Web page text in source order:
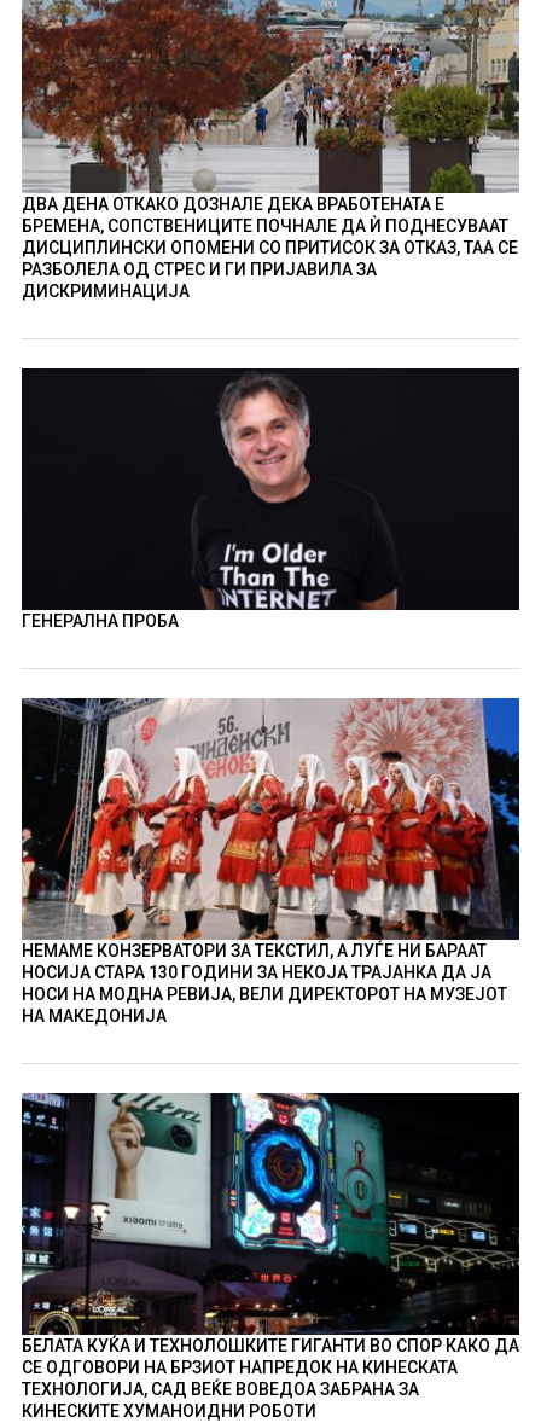
ДВА ДЕНА ОТКАКО ДОЗНАЛЕ ДЕКА ВРАБОТЕНАТА Е
БРЕМЕНА, СОПСТВЕНИЦИТЕ ПОЧНАЛЕ ДА Ѝ ПОДНЕСУВААТ
ДИСЦИПЛИНСКИ ОПОМЕНИ СО ПРИТИСОК ЗА ОТКАЗ, ТАА СЕ
РАЗБОЛЕЛА ОД СТРЕС И ГИ ПРИЈАВИЛА ЗА
ДИСКРИМИНАЦИЈА
ГЕНЕРАЛНА ПРОБА
НЕМАМЕ КОНЗЕРВАТОРИ ЗА ТЕКСТИЛ, А ЛУЃЕ НИ БАРААТ
НОСИЈА СТАРА 130 ГОДИНИ ЗА НЕКОЈА ТРАЈАНКА ДА ЈА
НОСИ НА МОДНА РЕВИЈА, ВЕЛИ ДИРЕКТОРОТ НА МУЗЕЈОТ
НА МАКЕДОНИЈА
БЕЛАТА КУЌА И ТЕХНОЛОШКИТЕ ГИГАНТИ ВО СПОР КАКО ДА
СЕ ОДГОВОРИ НА БРЗИОТ НАПРЕДОК НА КИНЕСКАТА
ТЕХНОЛОГИЈА, САД ВЕЌЕ ВОВЕДОА ЗАБРАНА ЗА
КИНЕСКИТЕ ХУМАНОИДНИ РОБОТИ